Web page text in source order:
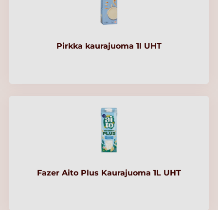
Pirkka kaurajuoma 1l UHT
Fazer Aito Plus Kaurajuoma 1L UHT